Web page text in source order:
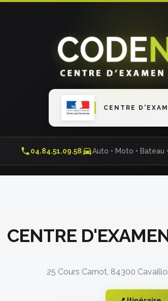
CENTRE
04.84.51.09.58 Auto • Moto • Bateau
CENTRE
25 Cours Carnot, 84300